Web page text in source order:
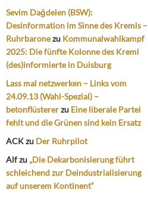
Sevim Dağdelen (BSW):
Desinformation im Sinne des Kremls –
Ruhrbaronezu Kommunalwahlkampf
2025: Die fünfte Kolonne des Kreml
(des)informierte in Duisburg
Lass mal netzwerken – Links vom
24.09.13 (Wahl-Spezial) –
betonflüstererzu Eine liberale Partei
fehlt und die Grünen sind kein Ersatz
ACKzu Der Ruhrpilot
Alfzu „Die Dekarbonisierung führt
schleichend zur Deindustrialisierung
auf unserem Kontinent“